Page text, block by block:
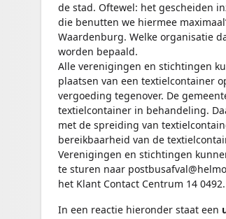
de stad. Oftewel: het gescheiden
die benutten we hiermee
Waardenburg. Welke organisatie
worden bepaald.
Alle verenigingen en stichtingen
plaatsen van een textielcontainer
vergoeding tegenover. De
textielcontainer in behandeling.
met de spreiding van
bereikbaarheid van de
Verenigingen en stichtingen
te sturen naar
het Klant Contact Centrum 14 0492.
In een reactie hieronder staat een